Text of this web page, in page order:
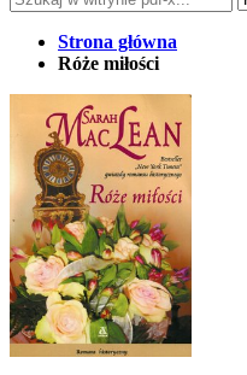
Strona główna
Róże miłości